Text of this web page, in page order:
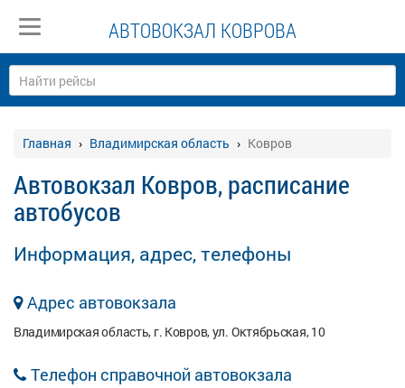
АВТОВОКЗАЛ КОВРОВА
Главная Владимирская область Ковров
Автовокзал Ковров, расписание
автобусов
Информация, адрес, телефоны
Адрес автовокзала
Владимирская область, г. Ковров, ул. Октябрьская, 10
Телефон справочной автовокзала